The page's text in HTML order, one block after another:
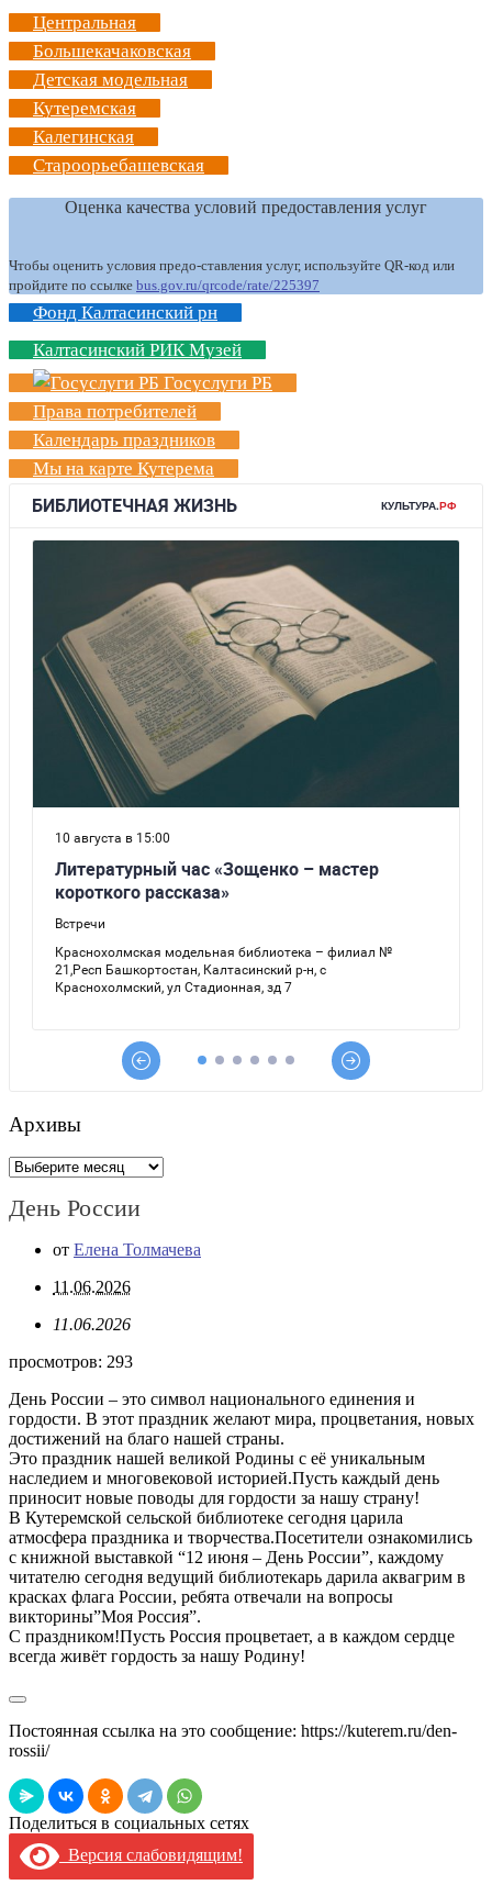
Центральная
Большекачаковская
Детская модельная
Кутеремская
Калегинская
Староорьебашевская
Оценка качества условий предоставления услуг
Чтобы оценить условия предо-ставления услуг, используйте QR-код или
пройдите по ссылке bus.gov.ru/qrcode/rate/225397
Фонд Калтасинский рн
Калтасинский РИК Музей
Госуслуги РБ
Права потребителей
Календарь праздников
Мы на карте Кутерема
Архивы
Архивы
День России
от Елена Толмачева
11.06.2026
11.06.2026
просмотров: 293
День России – это символ национального единения и
гордости. В этот праздник желают мира, процветания, новых
достижений на благо нашей страны.
Это праздник нашей великой Родины с её уникальным
наследием и многовековой историей.Пусть каждый день
приносит новые поводы для гордости за нашу страну!
В Кутеремской сельской библиотеке сегодня царила
атмосфера праздника и творчества.Посетители ознакомились
с книжной выставкой “12 июня – День России”, каждому
читателю сегодня ведущий библиотекарь дарила аквагрим в
красках флага России, ребята отвечали на вопросы
викторины”Моя Россия”.
С праздником!Пусть Россия процветает, а в каждом сердце
всегда живёт гордость за нашу Родину!
Постоянная ссылка на это сообщение: https://kuterem.ru/den-
rossii/
Поделиться в социальных сетях
Версия слабовидящим!